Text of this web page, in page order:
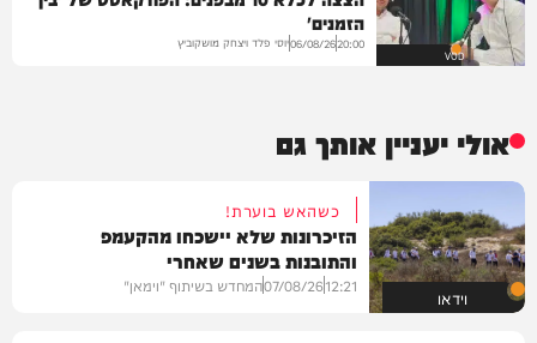
VOD
הזמנים'
20:00
06/08/26יוסי פלד ויצחק מושקוביץ
אולי יעניין אותך גם
וידאו
כשהאש בוערת!
הזיכרונות שלא יישכחו מהקעמפ
והתובנות בשנים שאחרי
12:21
07/08/26המחדש בשיתוף "וימאן"